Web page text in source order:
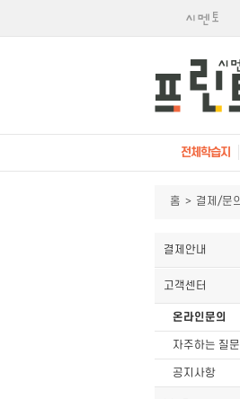
전체학습지
홈 > 결제/문의
결제안내
고객센터
온라인문의
자주하는 질
공지사항